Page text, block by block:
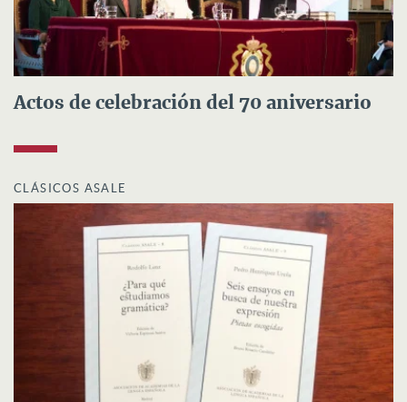
Actos de celebración del 70 aniversario
CLÁSICOS ASALE